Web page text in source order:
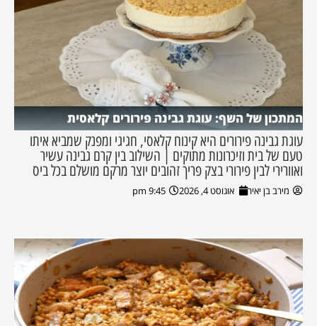
המתכון של השף: עוגת גבינה פירורים קלאסית
עוגת גבינה פירורים היא קינוח קלאסי, חגיגי ומפנק שמביא איתו
טעם של בית וזיכרונות מתוקים | השילוב בין קרם גבינה עשיר
ואוורירי לבין פירורי בצק פריך זהובים יוצר מרקם מושלם בכל ביס
מירב בן יאיר אוגוסט 4, 2026 9:45 pm